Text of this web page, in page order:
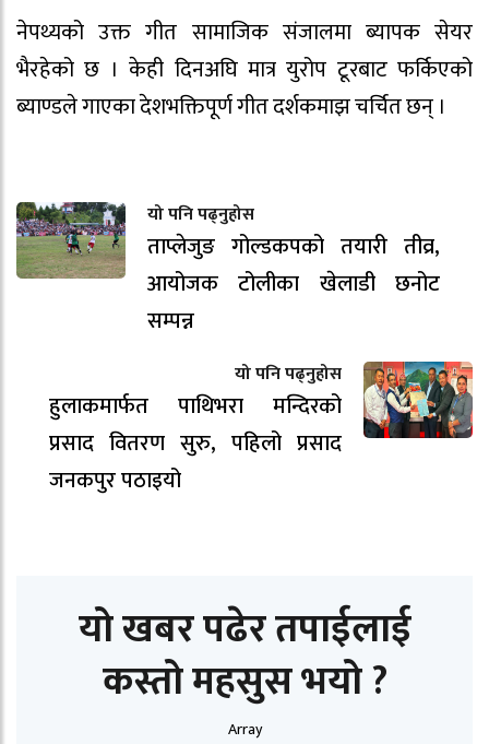
नेपथ्यको उक्त गीत सामाजिक संजालमा ब्यापक सेयर
भैरहेको छ । केही दिनअघि मात्र युरोप टूरबाट फर्किएको
ब्याण्डले गाएका देशभक्तिपूर्ण गीत दर्शकमाझ चर्चित छन् ।
यो पनि पढ्नुहोस
ताप्लेजुङ गोल्डकपको तयारी तीव्र,
आयोजक टोलीका खेलाडी छनोट
सम्पन्न
यो पनि पढ्नुहोस
हुलाकमार्फत पाथिभरा मन्दिरको
प्रसाद वितरण सुरु, पहिलो प्रसाद
जनकपुर पठाइयो
यो खबर पढेर तपाईलाई
कस्तो महसुस भयो ?
Array